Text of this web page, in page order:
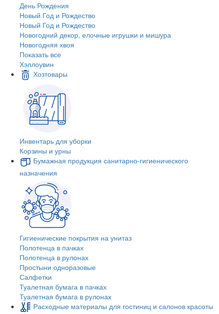
День Рождения
Новый Год и Рождество
Новый Год и Рождество
Новогодний декор, елочные игрушки и мишура
Новогодняя хвоя
Показать все
Хэллоувин
Хозтовары
Инвентарь для уборки
Корзины и урны
Бумажная продукция санитарно-гигиенического
назначения
Гигиенические покрытия на унитаз
Полотенца в пачках
Полотенца в рулонах
Простыни одноразовые
Салфетки
Туалетная бумага в пачках
Туалетная бумага в рулонах
Расходные материалы для гостиниц и салонов красоты